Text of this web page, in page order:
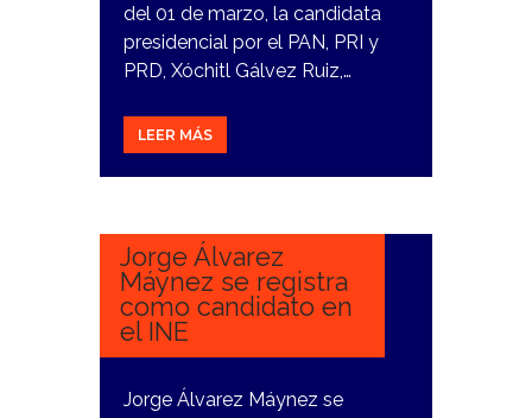
del 01 de marzo, la candidata
presidencial por el PAN, PRI y
PRD, Xóchitl Gálvez Ruiz,…
LEER MÁS
23
Jorge Álvarez
Máynez se registra
como candidato en
el INE
Jorge Álvarez Máynez se